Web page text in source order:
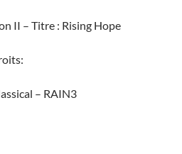
II – Titre : Rising Hope
– RAIN3